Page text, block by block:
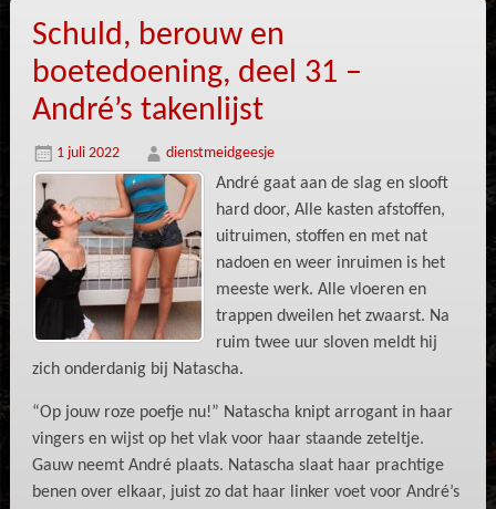
Schuld, berouw en
boetedoening, deel 31 –
André’s takenlijst
1 juli 2022 dienstmeidgeesje
André gaat aan de slag en slooft
hard door, Alle kasten afstoffen,
uitruimen, stoffen en met nat
nadoen en weer inruimen is het
meeste werk. Alle vloeren en
trappen dweilen het zwaarst. Na
ruim twee uur sloven meldt hij
zich onderdanig bij Natascha.
“Op jouw roze poefje nu!” Natascha knipt arrogant in haar
vingers en wijst op het vlak voor haar staande zeteltje.
Gauw neemt André plaats. Natascha slaat haar prachtige
benen over elkaar, juist zo dat haar linker voet voor André’s